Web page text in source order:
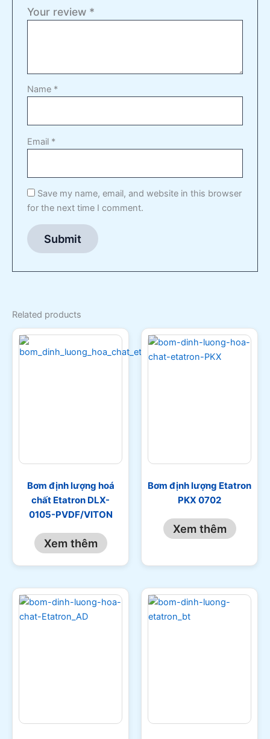
Your review *
Name *
Email *
Save my name, email, and website in this browser
for the next time I comment.
Related products
Bơm định lượng hoá
chất Etatron DLX-
0105-PVDF/VITON
Xem thêm
Bơm định lượng Etatron
PKX 0702
Xem thêm